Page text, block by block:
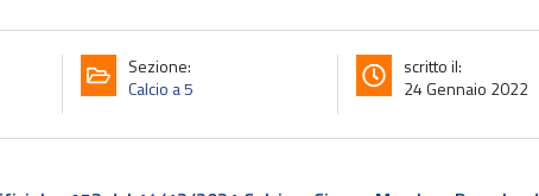
Sezione:
Calcio a 5
scritto il:
24 Gennaio 2022